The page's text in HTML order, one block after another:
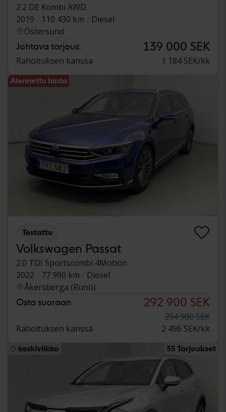
2.2 DE Kombi AWD
2019
110 430 km
Diesel
Östersund
Johtava tarjous: 139 000 SEK
Rahoituksen kanssa 1 184 SEK/kk
Alennettu hinta
Testattu
Volkswagen Passat
2.0 TDI Sportscombi 4Motion
2022
77 990 km
Diesel
Åkersberga (Runö)
Osta suoraan 292 900 SEK
294 900 SEK
Rahoituksen kanssa
2 496 SEK/kk
keskiviikko 35 Tarjoukset